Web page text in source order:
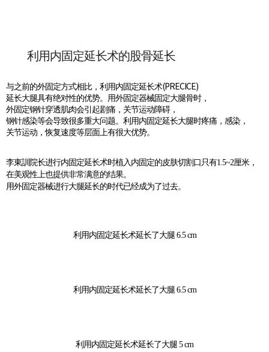
利用内固定延长术的股骨延长
与之前的外固定方式相比，利用内固定延长术(PRECICE)
延长大腿具有绝对性的优势。用外固定器械固定大腿骨时，
外固定钢针穿透肌肉会引起剧痛，关节运动障碍，
钢针感染等会导致很多重大问题。利用内固定延长大腿时疼痛，感染，
关节运动，恢复速度等层面上有很大优势。
李東訓院长进行内固定延长术时植入内固定的皮肤切割口只有1.5~2厘米，
在美观性上也提供非常满意的结果。
用外固定器械进行大腿延长的时代已经成为了过去。
利用内固定延长术延长了大腿 6.5 cm
利用内固定延长术延长了大腿 6.5 cm
利用内固定延长术延长了大腿 5 cm